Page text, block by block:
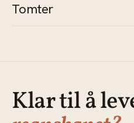
Tomter
Klar til å